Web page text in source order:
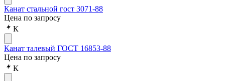
Канат стальной гост 3071-88
Цена по запросу
К
Канат талевый ГОСТ 16853-88
Цена по запросу
К